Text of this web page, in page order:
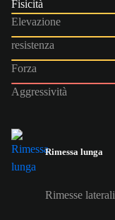
Fisicità
Elevazione
resistenza
Forza
Aggressività
Rimessa lunga
Rimesse